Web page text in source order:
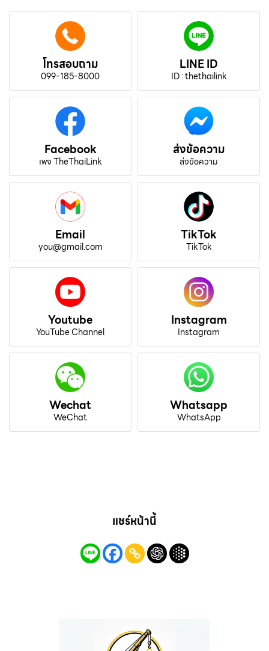
โทรสอบถาม
099-185-8000
LINE ID
ID : thethailink
Facebook
เพจ TheThaiLink
ส่งข้อความ
ส่งข้อความ
Email
you@gmail.com
TikTok
TikTok
Youtube
YouTube Channel
Instagram
Instagram
Wechat
WeChat
Whatsapp
WhatsApp
แชร์หน้านี้